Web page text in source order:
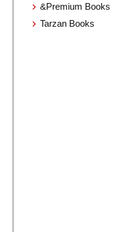
&Premium Books
Tarzan Books